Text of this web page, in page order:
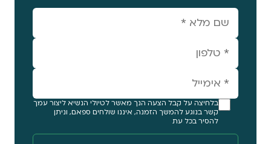
בלחיצה על קבל הצעה הנך מאשר לטיולי הנשיא ליצור עמך
קשר בנוגע להמשך הזמנה, איננו שולחים ספאם, וניתן
להסיר בכל עת